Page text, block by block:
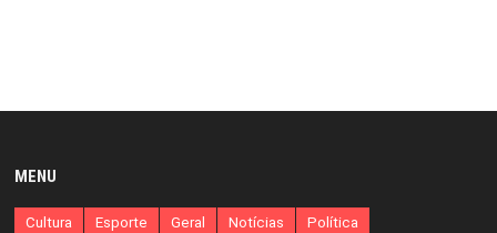
MENU
Cultura Esporte Geral Notícias Política